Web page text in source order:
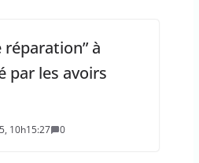
réparation” à
par les avoirs
10h15:27 0